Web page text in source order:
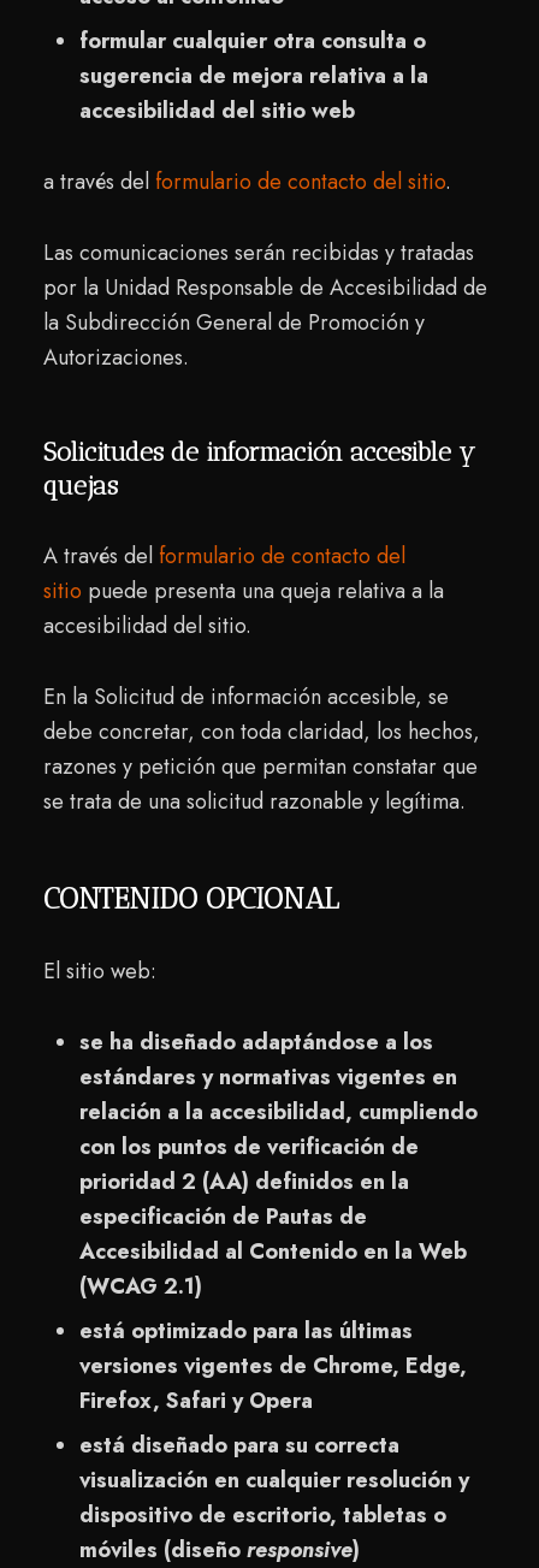
formular cualquier otra consulta o
sugerencia de mejora relativa a la
accesibilidad del sitio web
a través delformulario de contacto delsitio.
Las comunicaciones serán recibidas y tratadas
por la Unidad Responsable de Accesibilidad de
la Subdirección General de Promoción y
Autorizaciones.
Solicitudes de información accesible y
quejas
A través delformulario de contacto del
sitio puede presenta una queja relativa a la
accesibilidad del sitio.
En la Solicitud de información accesible, se
debe concretar, con toda claridad, los hechos,
razones y petición que permitan constatar que
se trata de una solicitud razonable y legítima.
CONTENIDO OPCIONAL
El sitio web:
se ha diseñado adaptándose a los
estándares y normativas vigentes en
relación a la accesibilidad, cumpliendo
con los puntos de verificación de
prioridad 2 (AA) definidos en la
especificación de Pautas de
Accesibilidad al Contenido en la Web
(WCAG 2.1)
está optimizado para las últimas
versiones vigentes de Chrome, Edge,
Firefox, Safari y Opera
está diseñado para su correcta
visualización en cualquier resolución y
dispositivo de escritorio, tabletas o
móviles (diseñoresponsive)